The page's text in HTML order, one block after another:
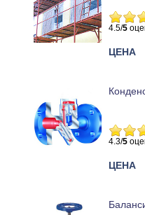
4.5/5
ЦЕНА
4.3/5
ЦЕНА